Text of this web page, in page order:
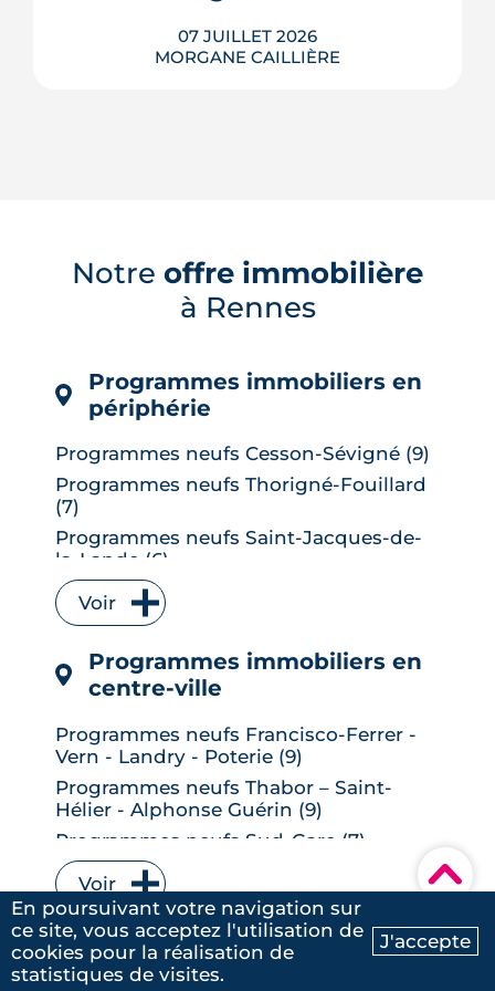
Ma recherche Contactez-nous
▾
07 JUILLET 2026
MORGANE CAILLIÈRE
possible, risque de décote, limites du
DPE, atout du neuf : ce qu'il faut savoir
avant d'acheter ou de revendre.
Notre offre immobilière
à Rennes
Programmes immobiliers en
périphérie
Programmes neufs Cesson-Sévigné (9)
Programmes neufs Thorigné-Fouillard
(7)
Programmes neufs Saint-Jacques-de-
la-Lande (6)
Programmes neufs Vitré (6)
Programmes neufs Bruz (5)
Programmes neufs L' Hermitage (5)
Programmes neufs Le Rheu (5)
Programmes neufs Vezin-le-Coquet (4)
Programmes neufs Betton (3)
Programmes neufs La Chapelle-des-
Fougeretz (3)
Programmes neufs Liffré (3)
Programmes neufs Mordelles (3)
Programmes neufs Pont-Péan (3)
Programmes neufs Vern-sur-Seiche (3)
Programmes neufs Acigné (2)
Voir
Programmes immobiliers en
centre-ville
Programmes neufs Francisco-Ferrer -
Vern - Landry - Poterie (9)
Programmes neufs Thabor – Saint-
Hélier - Alphonse Guérin (9)
Programmes neufs Sud-Gare (7)
Programmes neufs Bourg-l'Évesque -
la Touche - Moulin du Comte (6)
Programmes neufs Cleunay - Arsenal -
Redon (6)
Programmes neufs Jeanne d'Arc -
Voir
Programmes immobiliers
neufs sur la côte
En poursuivant votre navigation sur
ce site, vous acceptez l'utilisation de
cookies pour la réalisation de
statistiques de visites.
J'accepte